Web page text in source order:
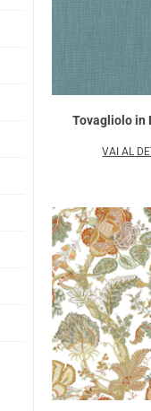
Tovagliolo in
VAI AL